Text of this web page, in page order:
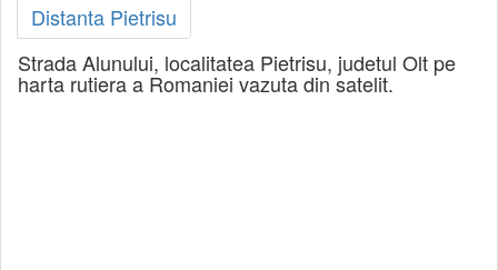
Distanta Pietrisu
Strada Alunului, localitatea Pietrisu, judetul Olt pe
harta rutiera a Romaniei vazuta din satelit.